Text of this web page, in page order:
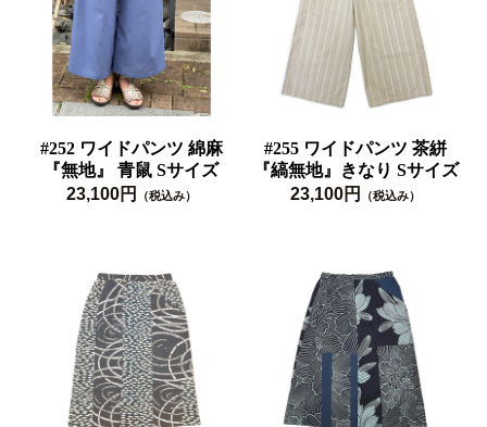
#252 ワイドパンツ 綿麻
『無地』 青鼠 Sサイズ
23,100円
（税込み）
#255 ワイドパンツ 茶絣
『縞無地』きなり Sサイズ
23,100円
（税込み）